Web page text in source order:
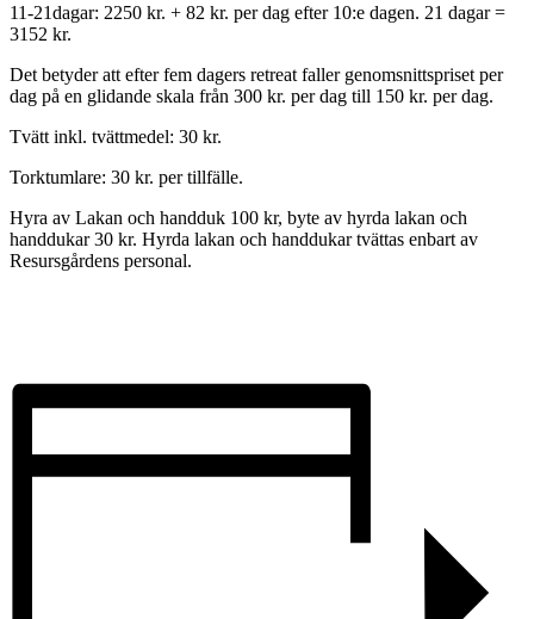
11-21dagar: 2250 kr. + 82 kr. per dag efter 10:e dagen. 21 dagar =
3152 kr.
Det betyder att efter fem dagers retreat faller genomsnittspriset per
dag på en glidande skala från 300 kr. per dag till 150 kr. per dag.
Tvätt inkl. tvättmedel: 30 kr.
Torktumlare: 30 kr. per tillfälle.
Hyra av Lakan och handduk 100 kr, byte av hyrda lakan och
handdukar 30 kr. Hyrda lakan och handdukar tvättas enbart av
Resursgårdens personal.